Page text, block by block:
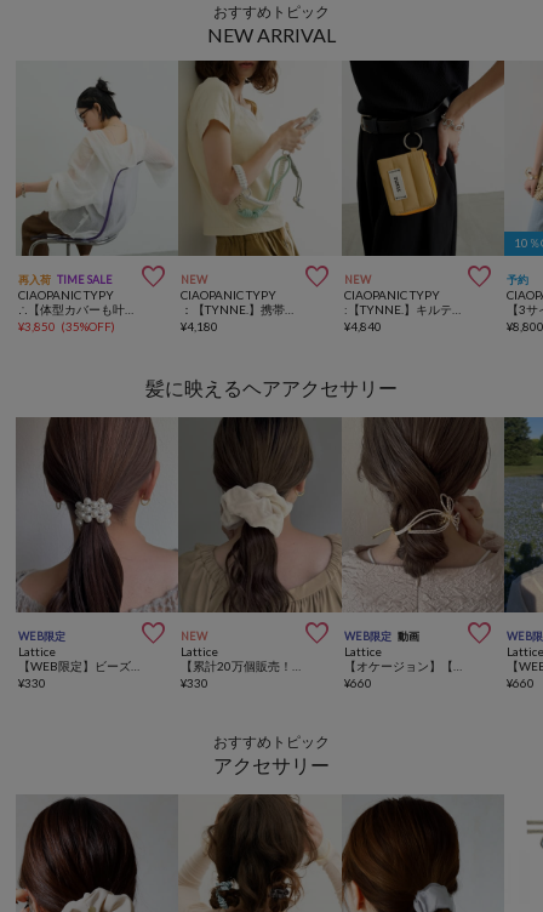
おすすめトピック
NEW ARRIVAL
再入荷 TIME SALE 
CIAOPANIC TYPY
¥3,850 (35%OFF)
NEW 
CIAOPANIC TYPY
¥4,180
NEW 
CIAOPANIC TYPY
¥4,840
10％
予約
¥
髪に映えるヘアアクセサリー
WEB限定 
Lattice
¥330
NEW 
Lattice
¥330
WEB限定 動画 
Lattice
¥660
WEB
¥660
おすすめトピック
アクセサリー